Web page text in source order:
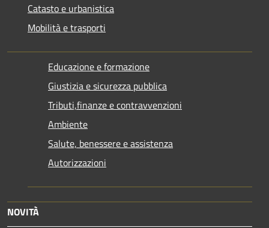
Catasto e urbanistica
Mobilità e trasporti
Educazione e formazione
Giustizia e sicurezza pubblica
Tributi,finanze e contravvenzioni
Ambiente
Salute, benessere e assistenza
Autorizzazioni
NOVITÀ